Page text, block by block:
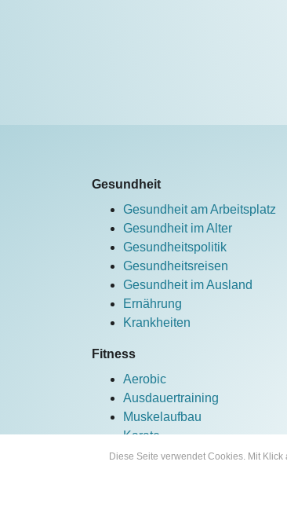
Diese Seite verwendet Cookies. Mit
Gesundheit
Gesundheit am Arbeitsplatz
Gesundheit im Alter
Gesundheitspolitik
Gesundheitsreisen
Gesundheit im Ausland
Ernährung
Krankheiten
Fitness
Aerobic
Ausdauertraining
Muskelaufbau
Karate
Fahrrad